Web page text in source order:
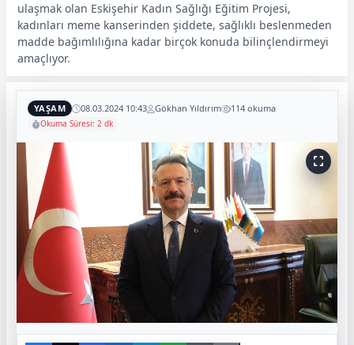
ulaşmak olan Eskişehir Kadın Sağlığı Eğitim Projesi,
kadınları meme kanserinden şiddete, sağlıklı beslenmeden
madde bağımlılığına kadar birçok konuda bilinçlendirmeyi
amaçlıyor.
YAŞAM 08.03.2024 10:43 Gökhan Yıldırım 114 okuma
Okuma Süresi: 2 dk